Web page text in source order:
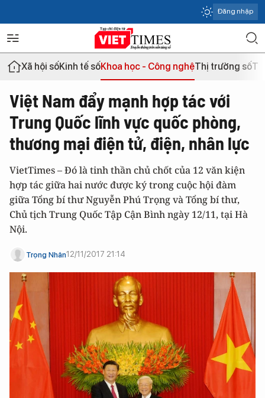
Đăng nhập
Xã hội sốKinh tế sốKhoa học - Công nghệThị trường số
Việt Nam đẩy mạnh hợp tác với
Trung Quốc lĩnh vực quốc phòng,
thương mại điện tử, điện, nhân lực
VietTimes – Đó là tinh thần chủ chốt của 12 văn kiện
hợp tác giữa hai nước được ký trong cuộc hội đàm
giữa Tổng bí thư Nguyễn Phú Trọng và Tổng bí thư,
Chủ tịch Trung Quốc Tập Cận Bình ngày 12/11, tại Hà
Nội.
Trọng Nhân12/11/2017 21:14